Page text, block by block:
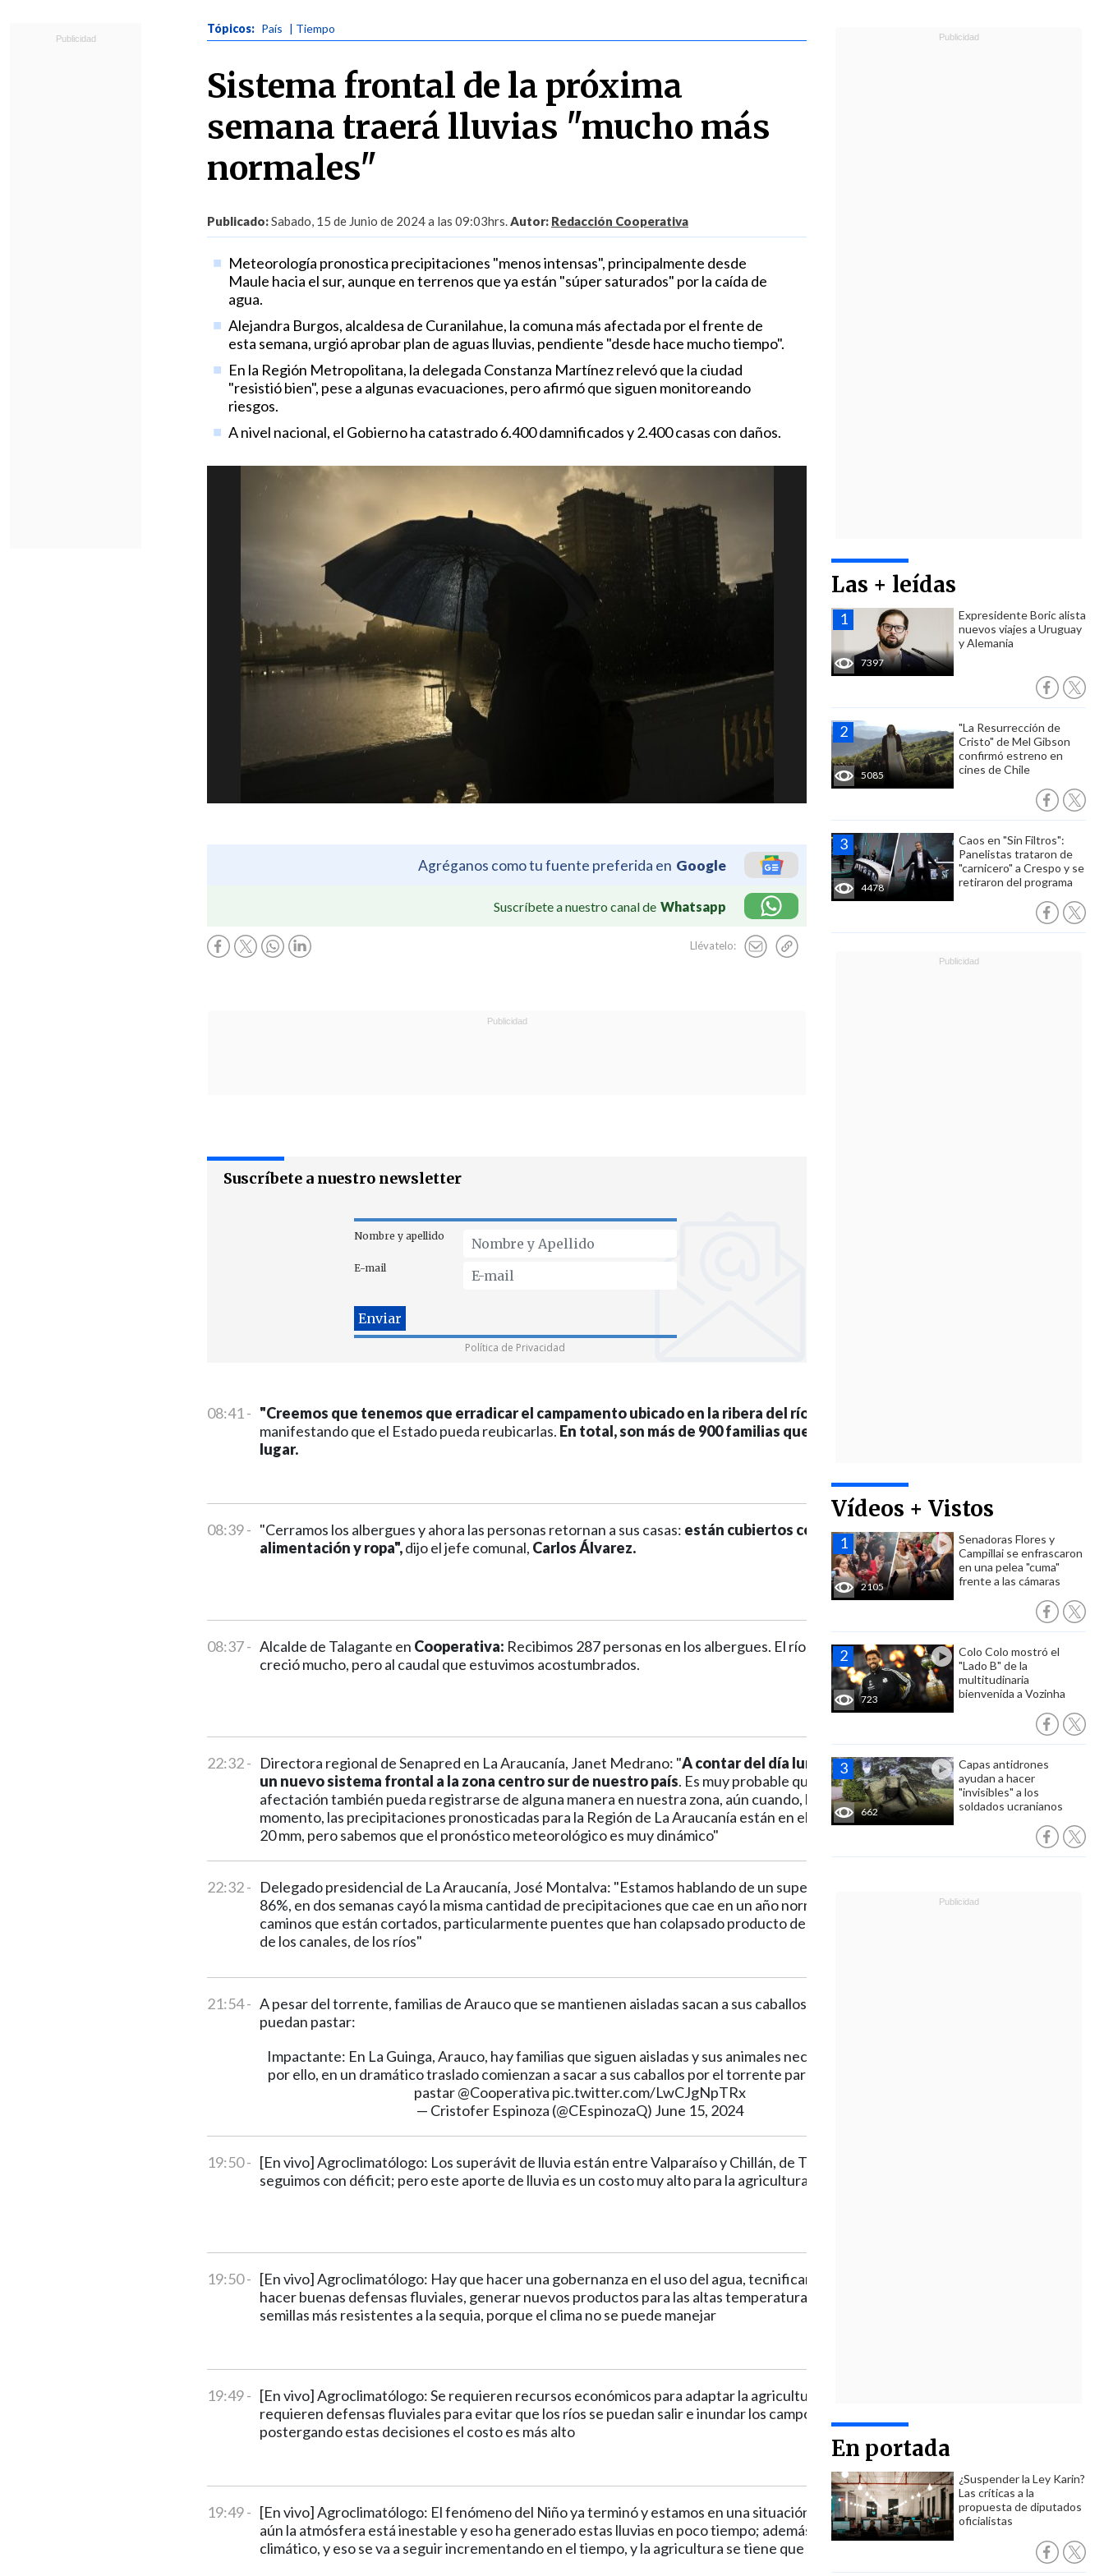
Tópicos: País | Tiempo
Sistema frontal de la próxima
semana traerá lluvias "mucho más
normales"
Publicado:Sabado, 15 de Junio de 2024 a las 09:03hrs.Autor: Redacción Cooperativa
Meteorología pronostica precipitaciones "menos intensas", principalmente desde
Maule hacia el sur, aunque en terrenos que ya están "súper saturados" por la caída de
agua.
Alejandra Burgos, alcaldesa de Curanilahue, la comuna más afectada por el frente de
esta semana, urgió aprobar plan de aguas lluvias, pendiente "desde hace mucho tiempo".
En la Región Metropolitana, la delegada Constanza Martínez relevó que la ciudad
"resistió bien", pese a algunas evacuaciones, pero afirmó que siguen monitoreando
riesgos.
A nivel nacional, el Gobierno ha catastrado 6.400 damnificados y 2.400 casas con daños.
Agréganos como tu fuente preferida en Google
Suscríbete a nuestro canal de Whatsapp
Llévatelo:
Las + leídas
7397
Expresidente Boric alista
nuevos viajes a Uruguay
y Alemania
5085
"La Resurrección de
Cristo" de Mel Gibson
confirmó estreno en
cines de Chile
4478
Caos en "Sin Filtros":
Panelistas trataron de
"carnicero" a Crespo y se
retiraron del programa
Vídeos + Vistos
2105
Senadoras Flores y
Campillai se enfrascaron
en una pelea "cuma"
frente a las cámaras
723
Colo Colo mostró el
"Lado B" de la
multitudinaria
bienvenida a Vozinha
662
Capas antidrones
ayudan a hacer
"invisibles" a los
soldados ucranianos
En portada
¿Suspender la Ley Karin?
Las críticas a la
propuesta de diputados
oficialistas
Suscríbete a nuestro newsletter
Nombre y apellido
E-mail
Política de Privacidad
08:41 - "Creemos que tenemos que erradicar el campamento ubicado en la ribera del río",
manifestando que el Estado pueda reubicarlas. En total, son más de 900 familias que vuelven a su
lugar.
08:39 - "Cerramos los albergues y ahora las personas retornan a sus casas: están cubiertos con
alimentación y ropa",dijo el jefe comunal, Carlos Álvarez.
08:37 - Alcalde de Talagante en Cooperativa: Recibimos 287 personas en los albergues. El río Mapocho
creció mucho, pero al caudal que estuvimos acostumbrados.
22:32 - Directora regional de Senapred en La Araucanía, Janet Medrano: "A contar del día lunes ingresa
un nuevo sistema frontal a la zona centro sur de nuestro país. Es muy probable que esa
afectación también pueda registrarse de alguna manera en nuestra zona, aún cuando, hasta el
momento, las precipitaciones pronosticadas para la Región de La Araucanía están en el rango de los
20 mm, pero sabemos que el pronóstico meteorológico es muy dinámico"
22:32 - Delegado presidencial de La Araucanía, José Montalva: "Estamos hablando de un superávit de un
86%, en dos semanas cayó la misma cantidad de precipitaciones que cae en un año normal; hay
caminos que están cortados, particularmente puentes que han colapsado producto del crecimiento
de los canales, de los ríos"
21:54 - A pesar del torrente, familias de Arauco que se mantienen aisladas sacan a sus caballos para que
puedan pastar:
Impactante: En La Guinga, Arauco, hay familias que siguen aisladas y sus animales necesitan comer,
por ello, en un dramático traslado comienzan a sacar a sus caballos por el torrente para que llegue a
pastar@Cooperativa pic.twitter.com/LwCJgNpTRx
— Cristofer Espinoza (@CEspinozaQ) June 15, 2024
19:50 - [En vivo] Agroclimatólogo: Los superávit de lluvia están entre Valparaíso y Chillán, de Temuco al sur
seguimos con déficit; pero este aporte de lluvia es un costo muy alto para la agricultura
19:50 - [En vivo] Agroclimatólogo: Hay que hacer una gobernanza en el uso del agua, tecnificando el riesgo,
hacer buenas defensas fluviales, generar nuevos productos para las altas temperaturas, hacer
semillas más resistentes a la sequia, porque el clima no se puede manejar
19:49 - [En vivo] Agroclimatólogo: Se requieren recursos económicos para adaptar la agricultura; también se
requieren defensas fluviales para evitar que los ríos se puedan salir e inundar los campos. Si vas
postergando estas decisiones el costo es más alto
19:49 - [En vivo] Agroclimatólogo: El fenómeno del Niño ya terminó y estamos en una situación neutral, pero
aún la atmósfera está inestable y eso ha generado estas lluvias en poco tiempo; además del cambio
climático, y eso se va a seguir incrementando en el tiempo, y la agricultura se tiene que adaptar